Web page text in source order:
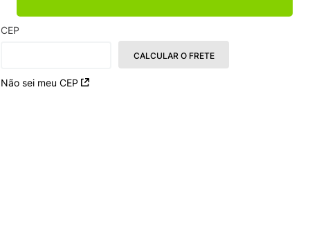
CEP
Não sei meu CEP
CALCULAR O FRETE